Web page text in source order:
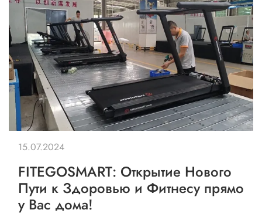
FITEGOSMART: Открытие Нового
Пути к Здоровью и Фитнесу прямо
у Вас дома!
15.07.2024